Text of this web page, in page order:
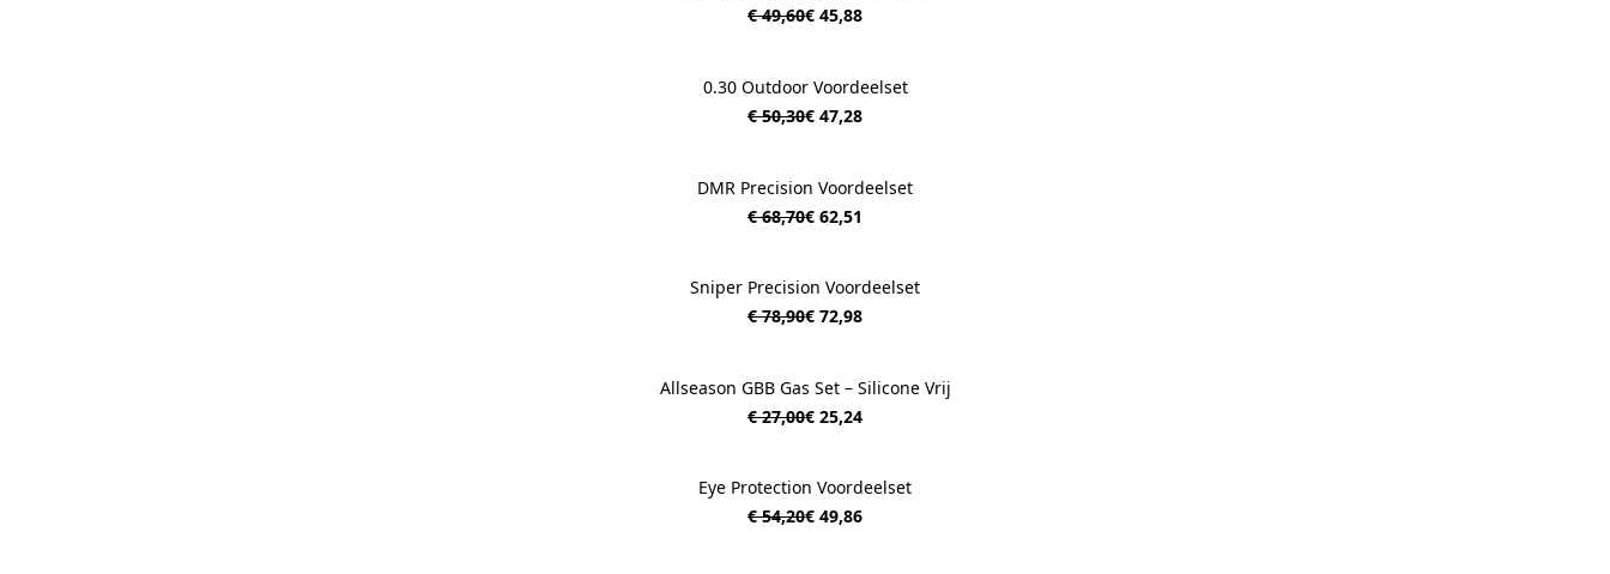
€ 49,60€ 45,88
0.30 Outdoor Voordeelset
€ 50,30€ 47,28
DMR Precision Voordeelset
€ 68,70€ 62,51
Sniper Precision Voordeelset
€ 78,90€ 72,98
Allseason GBB Gas Set – Silicone Vrij
€ 27,00€ 25,24
​Eye Protection Voordeelset
€ 54,20€ 49,86